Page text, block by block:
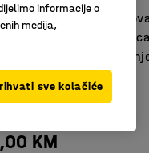
Skladištenje malih
Veličine prilagođena
Može se podijeliti na
kutija:Siva
KM
informacije o
medija,
sve kolačiće